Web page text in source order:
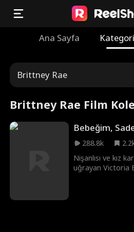
Ana Sayfa
Brittney Rae
Brittney Rae Film
Bebeğim,
288.8k
Nişanlısı ve kız
uğrayan Victoria